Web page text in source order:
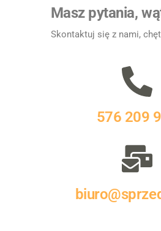
Masz pytania,
Skontaktuj się z nami,
576 209